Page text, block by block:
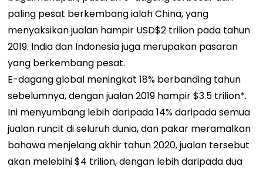
paling pesat berkembang ialah China, yang
menyaksikan jualan hampir USD$2 trilion pada tahun
2019. India dan Indonesia juga merupakan pasaran
yang berkembang pesat.
E-dagang global meningkat 18% berbanding tahun
sebelumnya, dengan jualan 2019 hampir $3.5 trilion*.
Ini menyumbang lebih daripada 14% daripada semua
jualan runcit di seluruh dunia, dan pakar meramalkan
bahawa menjelang akhir tahun 2020, jualan tersebut
akan melebihi $4 trilion, dengan lebih daripada dua